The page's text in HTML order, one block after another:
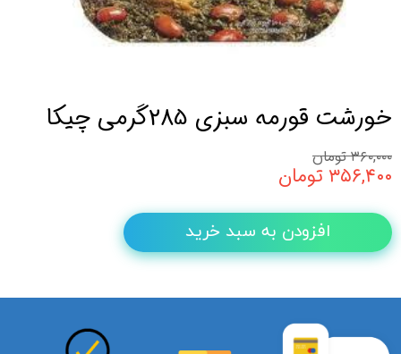
خورشت قورمه سبزی 285گرمی چیکا
۳۶۰,۰۰۰ تومان
۳۵۶,۴۰۰ تومان
افزودن به سبد خرید